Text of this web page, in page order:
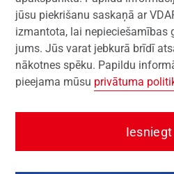
jūsu piekrišanu saskaņā ar
izmantota, lai nepieciešamības
jums. Jūs varat jebkurā brīdī
nākotnes spēku. Papildu
pieejama mūsu privātuma
Iesniegt